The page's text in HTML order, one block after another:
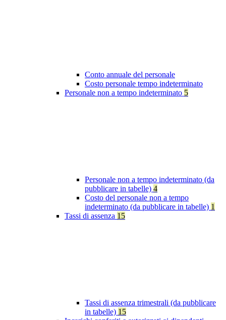
Conto annuale del personale
Costo personale tempo indeterminato
Personale non a tempo indeterminato 5
Personale non a tempo indeterminato (da
pubblicare in tabelle) 4
Costo del personale non a tempo
indeterminato (da pubblicare in tabelle) 1
Tassi di assenza 15
Tassi di assenza trimestrali (da pubblicare
in tabelle) 15